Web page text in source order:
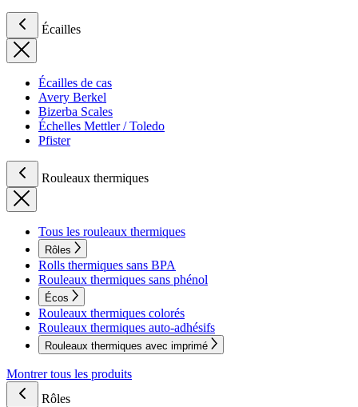
Écailles
Écailles de cas
Avery Berkel
Bizerba Scales
Échelles Mettler / Toledo
Pfister
Rouleaux thermiques
Tous les rouleaux thermiques
Rôles
Rolls thermiques sans BPA
Rouleaux thermiques sans phénol
Écos
Rouleaux thermiques colorés
Rouleaux thermiques auto-adhésifs
Rouleaux thermiques avec imprimé
Montrer tous les produits
Rôles